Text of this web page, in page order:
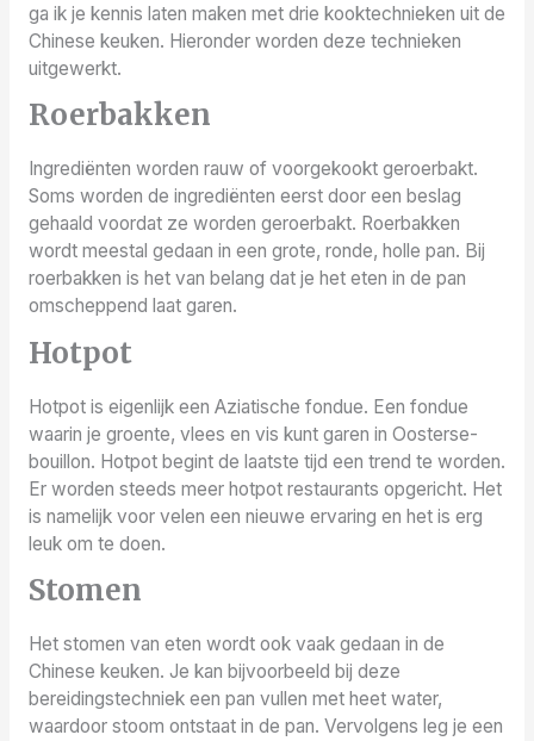
ga ik je kennis laten maken met drie kooktechnieken uit de
Chinese keuken. Hieronder worden deze technieken
uitgewerkt.
Roerbakken
Ingrediënten worden rauw of voorgekookt geroerbakt.
Soms worden de ingrediënten eerst door een beslag
gehaald voordat ze worden geroerbakt. Roerbakken
wordt meestal gedaan in een grote, ronde, holle pan. Bij
roerbakken is het van belang dat je het eten in de pan
omscheppend laat garen.
Hotpot
Hotpot is eigenlijk een Aziatische fondue. Een fondue
waarin je groente, vlees en vis kunt garen in Oosterse-
bouillon. Hotpot begint de laatste tijd een trend te worden.
Er worden steeds meer hotpot restaurants opgericht. Het
is namelijk voor velen een nieuwe ervaring en het is erg
leuk om te doen.
Stomen
Het stomen van eten wordt ook vaak gedaan in de
Chinese keuken. Je kan bijvoorbeeld bij deze
bereidingstechniek een pan vullen met heet water,
waardoor stoom ontstaat in de pan. Vervolgens leg je een